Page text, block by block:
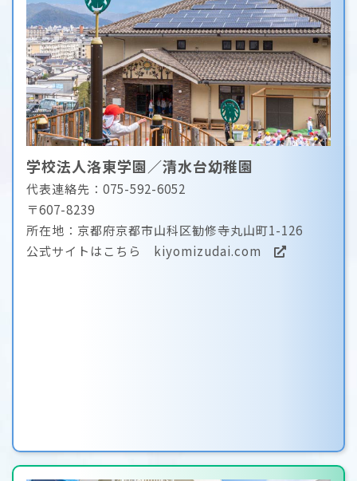
学校法人洛東学園／清水台幼稚園
代表連絡先：075-592-6052
〒607-8239
所在地：京都府京都市山科区勧修寺丸山町1-126
公式サイトはこちら kiyomizudai.com